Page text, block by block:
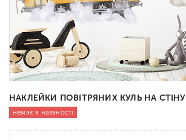
НАКЛЕЙКИ ПОВІТРЯНИХ КУЛЬ НА СТІНУ
немає в наявності